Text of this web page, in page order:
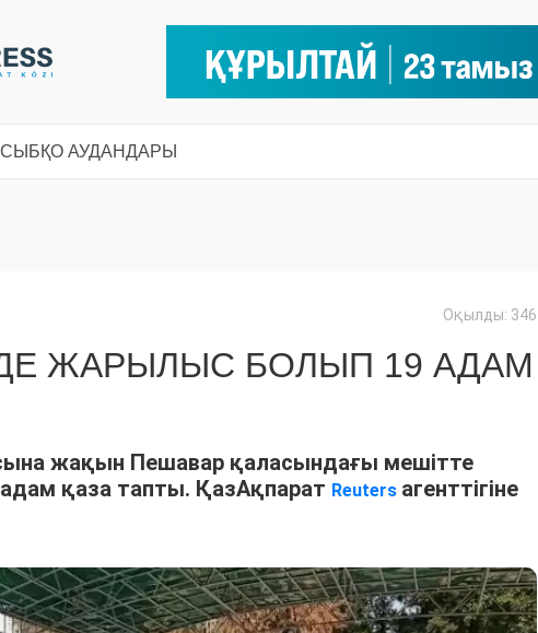
БҚО АУДАНДАРЫ
Оқылды: 346
ЖАРЫЛЫС БОЛЫП 19 АДАМ
жақын Пешавар қаласындағы мешітте
қаза тапты. ҚазАқпарат Reuters агенттігіне